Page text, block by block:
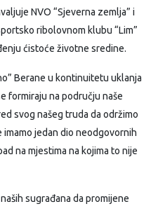
NVO “Sjeverna zemlja” i
ribolovnom klubu “Lim”
ćistoće životne sredine.
Berane u kontinuitetu uklanja
formiraju na području naše
svog našeg truda da održimo
jedan dio neodgovornih
na mjestima na kojima to nije
sugrađana da promijene